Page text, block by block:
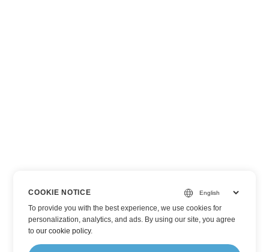
COOKIE NOTICE
To provide you with the best experience, we use cookies for
personalization, analytics, and ads. By using our site, you agree
toour cookie policy.